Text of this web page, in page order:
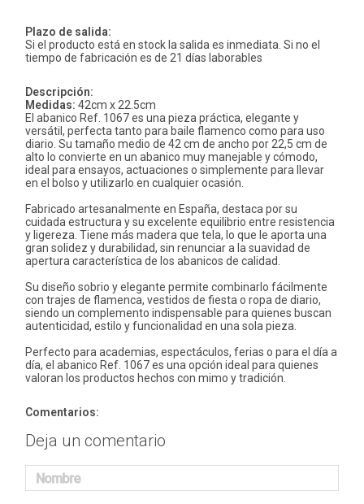
Plazo de salida:
Si el producto está en stock la salida es inmediata. Si no el
tiempo de fabricación es de 21 días laborables
Descripción:
Medidas: 42cm x 22.5cm
El abanico Ref. 1067 es una pieza práctica, elegante y
versátil, perfecta tanto para baile flamenco como para uso
diario. Su tamaño medio de 42 cm de ancho por 22,5 cm de
alto lo convierte en un abanico muy manejable y cómodo,
ideal para ensayos, actuaciones o simplemente para llevar
en el bolso y utilizarlo en cualquier ocasión.
Fabricado artesanalmente en España, destaca por su
cuidada estructura y su excelente equilibrio entre resistencia
y ligereza. Tiene más madera que tela, lo que le aporta una
gran solidez y durabilidad, sin renunciar a la suavidad de
apertura característica de los abanicos de calidad.
Su diseño sobrio y elegante permite combinarlo fácilmente
con trajes de flamenca, vestidos de fiesta o ropa de diario,
siendo un complemento indispensable para quienes buscan
autenticidad, estilo y funcionalidad en una sola pieza.
Perfecto para academias, espectáculos, ferias o para el día a
día, el abanico Ref. 1067 es una opción ideal para quienes
valoran los productos hechos con mimo y tradición.
Comentarios:
Deja un comentario
Nombre